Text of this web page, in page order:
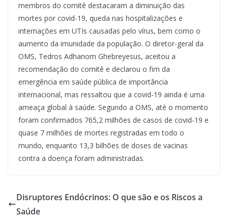
membros do comitê destacaram a diminuição das
mortes por covid-19, queda nas hospitalizações e
internações em UTIs causadas pelo vírus, bem como o
aumento da imunidade da população. O diretor-geral da
OMS, Tedros Adhanom Ghebreyesus, aceitou a
recomendação do comitê e declarou o fim da
emergência em saúde pública de importância
internacional, mas ressaltou que a covid-19 ainda é uma
ameaça global à saúde. Segundo a OMS, até o momento
foram confirmados 765,2 milhões de casos de covid-19 e
quase 7 milhões de mortes registradas em todo o
mundo, enquanto 13,3 bilhões de doses de vacinas
contra a doença foram administradas.
Disruptores Endócrinos: O que são e os Riscos a
Saúde